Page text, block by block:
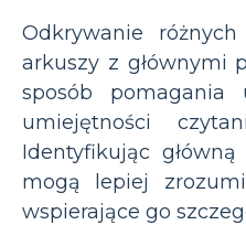
Odkrywanie
arkuszy z głównymi
sposób pomagania
umiejętności
Identyfikując
mogą lepiej
wspierające go